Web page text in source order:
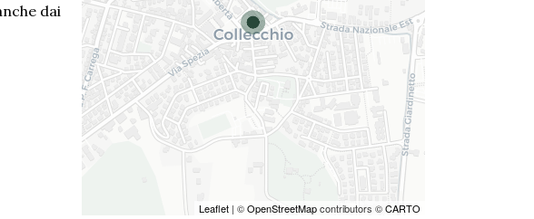
dai
Leaflet | ©OpenStreetMapcontributors ©CARTO